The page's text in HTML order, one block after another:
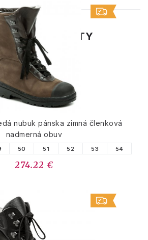
PRODUKTY
nubuk pánska zimná členková
nadmerná obuv
50 51 52 53 54
274.22 €